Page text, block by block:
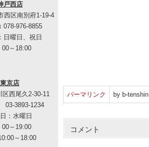
パーマリンク by b-tenshin
コメント
戸西店
西区南別府1-19-4
078-976-8855
日曜日、祝日
00～18:00
東京店
区西尾久2-30-11
03-3893-1234
：水曜日
00～19:00
～18:00